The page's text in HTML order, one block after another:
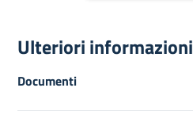
Ulteriori informazioni
Documenti